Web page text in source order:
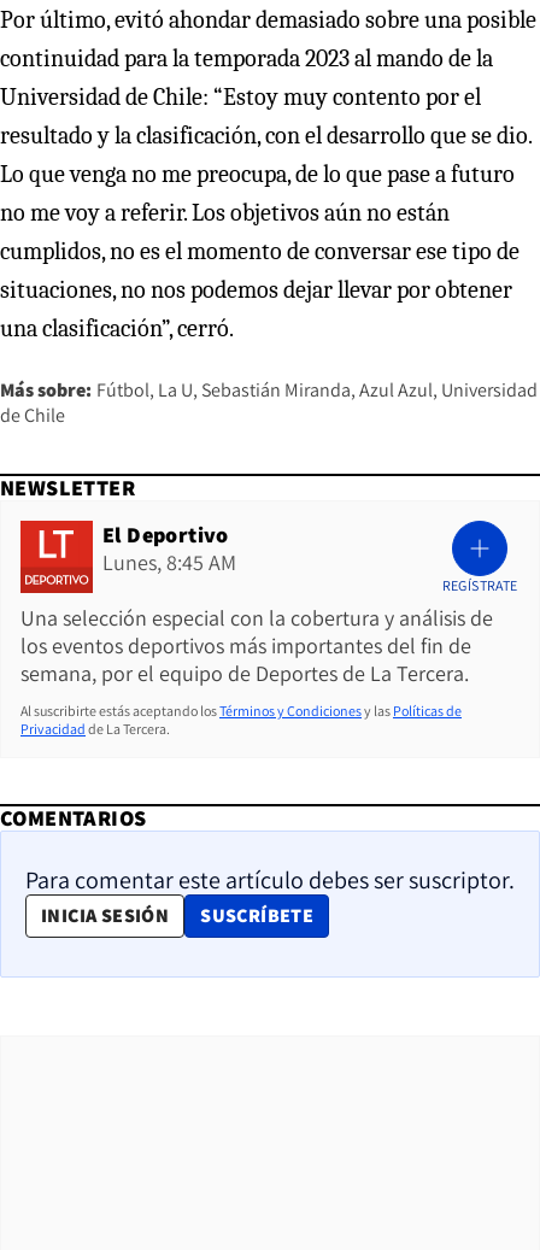
Por último, evitó ahondar demasiado sobre una posible
continuidad para la temporada 2023 al mando de la
Universidad de Chile: “Estoy muy contento por el
resultado y la clasificación, con el desarrollo que se dio.
Lo que venga no me preocupa, de lo que pase a futuro
no me voy a referir. Los objetivos aún no están
cumplidos, no es el momento de conversar ese tipo de
situaciones, no nos podemos dejar llevar por obtener
una clasificación”, cerró.
Más sobre: Fútbol La U Sebastián Miranda Azul Azul Universidad
de Chile
NEWSLETTER
El Deportivo
Lunes, 8:45 AM
Una selección especial con la cobertura y análisis de
los eventos deportivos más importantes del fin de
semana, por el equipo de Deportes de La Tercera.
REGÍSTRATE
Al suscribirte estás aceptando losTérminos y Condicionesy las Políticas de
Privacidad de La Tercera.
COMENTARIOS
Para comentar este artículo debes ser suscriptor.
INICIA SESIÓN SUSCRÍBETE
OPENS IN NEW WINDOW